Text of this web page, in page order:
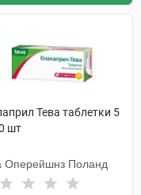
Тева таблетки 5
шт
Оперейшнз Поланд